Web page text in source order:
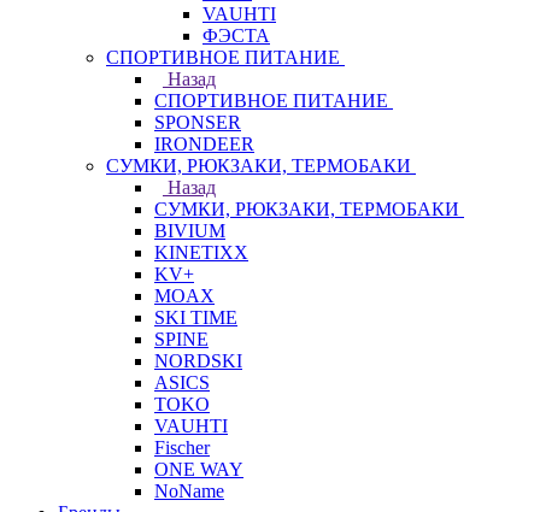
VAUHTI
ФЭСТА
СПОРТИВНОЕ ПИТАНИЕ
Назад
СПОРТИВНОЕ ПИТАНИЕ
SPONSER
IRONDEER
СУМКИ, РЮКЗАКИ, ТЕРМОБАКИ
Назад
СУМКИ, РЮКЗАКИ, ТЕРМОБАКИ
BIVIUM
KINETIXX
KV+
MOAX
SKI TIME
SPINE
NORDSKI
ASICS
TOKO
VAUHTI
Fischer
ONE WAY
NoName